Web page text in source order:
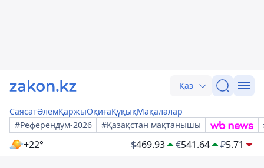
Қаз
СаясатӘлемҚаржыОқиғаҚұқықМақалалар
#Референдум-2026
#Қазақстан мақтанышы
+22° $469.93 €541.64 ₽5.71